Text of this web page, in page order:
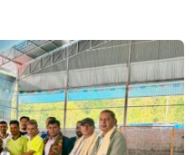
जना हिजोका सफल खेलाडी हुन् ।